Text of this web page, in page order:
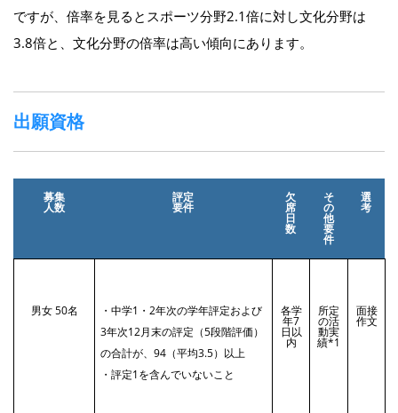
ですが、倍率を見るとスポーツ分野2.1倍に対し文化分野は
3.8倍と、文化分野の倍率は高い傾向にあります。
出願資格
募集
人数
評定
要件
欠
席
日
数
そ
の
他
要
件
選
考
男女 50名
・中学1・2年次の学年評定および
3年次12月末の評定（5段階評価）
の合計が、94（平均3.5）以上
・評定1を含んでいないこと
各学
年7
日以
内
所定
の活
動実
績*1
面接
作文